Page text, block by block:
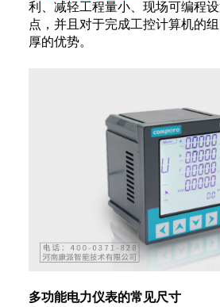
利、减轻工程量小、现场可编程
点，并且对于完成工控计算机的
厚的优势。
多功能电力仪表的常见尺寸